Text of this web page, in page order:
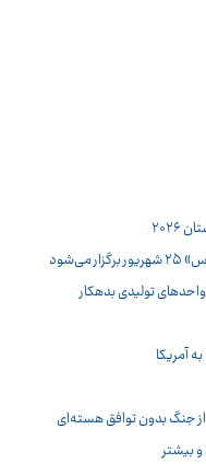
تولیدی بدهکار
از جنگ بدون توافق هسته‌ای